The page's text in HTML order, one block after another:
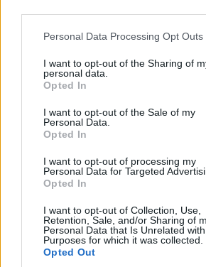
Please note that this website/app uses
not limited to your visit or usage
grant or deny consent to Google and its
use your data for below specified
consent section.
Personal Data Processing Opt Outs
I want to opt-out of the Sharing of
personal data.
Opted In
I want to opt-out of the Sale of my
Personal Data.
Opted In
I want to opt-out of processing my
Personal Data for Targeted
Opted In
I want to opt-out of Collection, Use,
Retention, Sale, and/or Sharing of
Personal Data that Is Unrelated
Purposes for which it was collected.
Opted Out